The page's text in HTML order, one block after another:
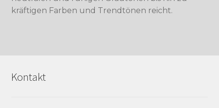
kräftigen Farben und Trendtönen reicht.
Kontakt